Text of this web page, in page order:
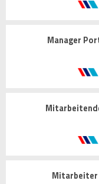
Manager